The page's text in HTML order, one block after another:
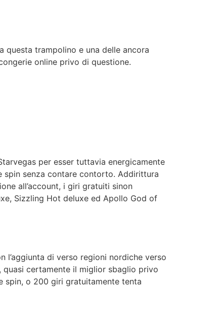
questa trampolino e una delle ancora
online privo di questione.
per esser tuttavia energicamente
senza contare contorto. Addirittura
all’account, i giri gratuiti sinon
Sizzling Hot deluxe ed Apollo God of
di verso regioni nordiche verso
quasi certamente il miglior sbaglio privo
spin, o 200 giri gratuitamente tenta